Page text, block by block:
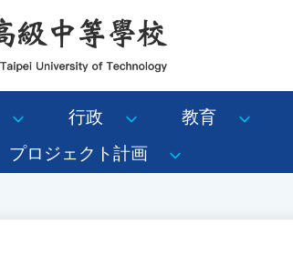
行政 教育
プロジェクト計画